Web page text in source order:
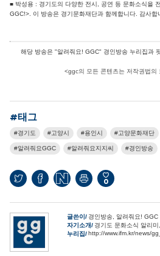
■ 박성용 : 경기도의 다양한 전시, 공연 등 문화소식을
GGC!>. 이 방송은 경기문화재단과 함께합니다. 감사합
해당 방송은 "알려줘요! GGC" 경인방송 누리집과
<ggc의 모든 콘텐츠는 저작권법의
#태그
경기도 고양시 용인시 고양문화재단
알려줘요GGC 알려줘요지지씨 경인방송
0
글쓴이
경인방송, 알려줘요! GGC
자기소개
경기도 문화소식 알리
누리집 http://www.ifm.kr/news/